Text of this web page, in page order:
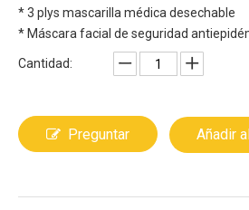
* 3 plys mascarilla médica desechable
* Máscara facial de seguridad
Cantidad:
Preguntar Añadir